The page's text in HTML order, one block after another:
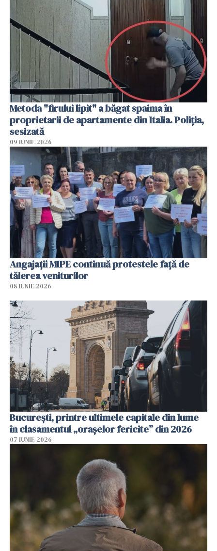
Metoda "firului lipit" a băgat spaima în
proprietarii de apartamente din Italia. Poliția,
sesizată
09 IUNIE 2026
Angajaţii MIPE continuă protestele faţă de
tăierea veniturilor
08 IUNIE 2026
București, printre ultimele capitale din lume
în clasamentul „orașelor fericite” din 2026
07 IUNIE 2026